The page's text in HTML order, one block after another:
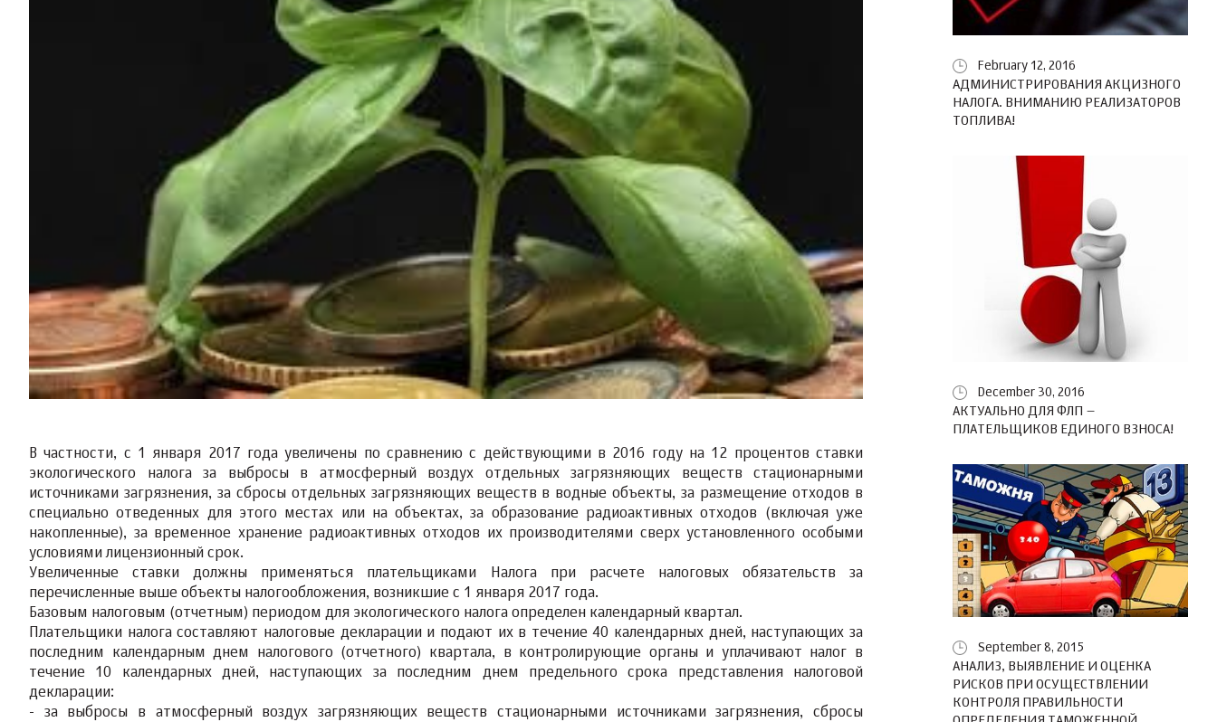
В частности, с 1 января 2017 года увеличены по сравнению с действующими в 2016 году на 12 процентов ставки
экологического налога за выбросы в атмосферный воздух отдельных загрязняющих веществ стационарными
источниками загрязнения, за сбросы отдельных загрязняющих веществ в водные объекты, за размещение отходов в
специально отведенных для этого местах или на объектах, за образование радиоактивных отходов (включая уже
накопленные), за временное хранение радиоактивных отходов их производителями сверх установленного особыми
условиями лицензионный срок.
Увеличенные ставки должны применяться плательщиками Налога при расчете налоговых обязательств за
перечисленные выше объекты налогообложения, возникшие с 1 января 2017 года.
Базовым налоговым (отчетным) периодом для экологического налога определен календарный квартал.
Плательщики налога составляют налоговые декларации и подают их в течение 40 календарных дней, наступающих за
последним календарным днем налогового (отчетного) квартала, в контролирующие органы и уплачивают налог в
течение 10 календарных дней, наступающих за последним днем предельного срока представления налоговой
декларации:
- за выбросы в атмосферный воздух загрязняющих веществ стационарными источниками загрязнения, сбросы
February 12, 2016
АДМИНИСТРИРОВАНИЯ АКЦИЗНОГО
НАЛОГА. ВНИМАНИЮ РЕАЛИЗАТОРОВ
ТОПЛИВА!
December 30, 2016
АКТУАЛЬНО ДЛЯ ФЛП –
ПЛАТЕЛЬЩИКОВ ЕДИНОГО ВЗНОСА!
September 8, 2015
АНАЛИЗ, ВЫЯВЛЕНИЕ И ОЦЕНКА
РИСКОВ ПРИ ОСУЩЕСТВЛЕНИИ
КОНТРОЛЯ ПРАВИЛЬНОСТИ